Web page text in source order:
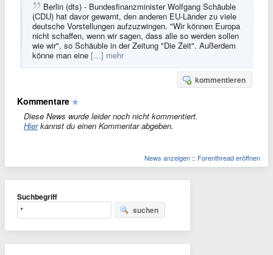
Berlin (dts) - Bundesfinanzminister Wolfgang Schäuble
(CDU) hat davor gewarnt, den anderen EU-Länder zu viele
deutsche Vorstellungen aufzuzwingen. "Wir können Europa
nicht schaffen, wenn wir sagen, dass alle so werden sollen
wie wir", so Schäuble in der Zeitung "Die Zeit". Außerdem
könne man eine […] mehr
kommentieren
Kommentare
Diese News wurde leider noch nicht kommentiert.
Hierkannst du einen Kommentar abgeben.
News anzeigen :: Forenthread eröffnen
Suchbegriff
suchen